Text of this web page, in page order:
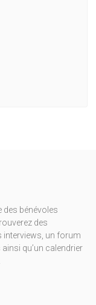
bénévoles
des
interviews, un forum
qu’un calendrier